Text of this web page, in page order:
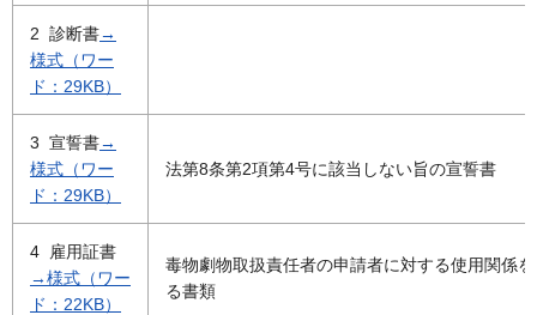
2 診断書→
様式（ワー
ド：29KB）
3 宣誓書→
様式（ワー
ド：29KB）
法第8条第2項第4号に該当しない旨の宣誓書
4 雇用証書
→様式（ワー
ド：22KB）
毒物劇物取扱責任者の申請者に対する使用関係
る書類